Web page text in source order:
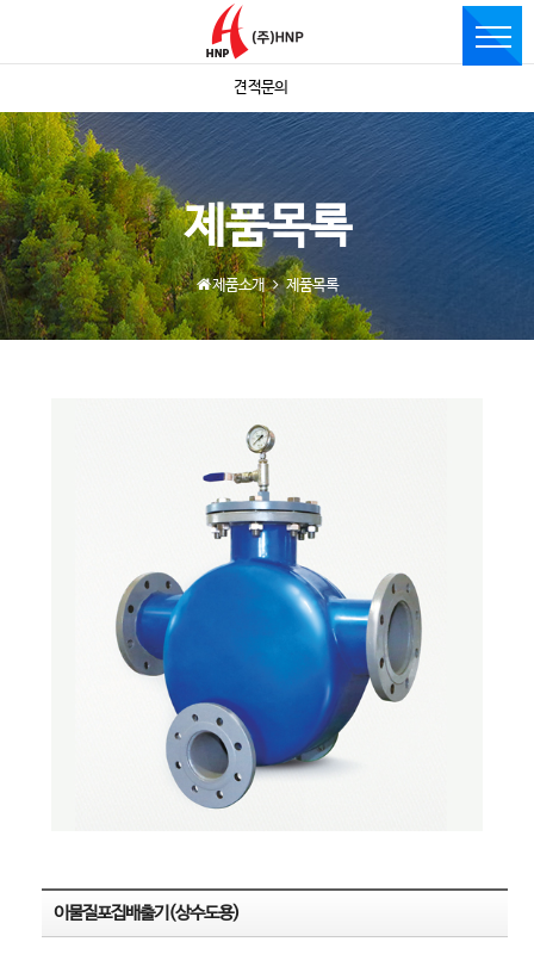
견적문의
제품목록
제품소개 제품목록
이물질포집배출기(상수도용)